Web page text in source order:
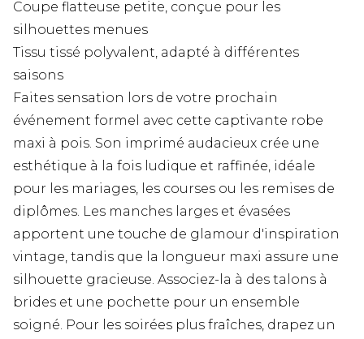
Coupe flatteuse petite, conçue pour les
silhouettes menues
Tissu tissé polyvalent, adapté à différentes
saisons
Faites sensation lors de votre prochain
événement formel avec cette captivante robe
maxi à pois. Son imprimé audacieux crée une
esthétique à la fois ludique et raffinée, idéale
pour les mariages, les courses ou les remises de
diplômes. Les manches larges et évasées
apportent une touche de glamour d'inspiration
vintage, tandis que la longueur maxi assure une
silhouette gracieuse. Associez-la à des talons à
brides et une pochette pour un ensemble
soigné. Pour les soirées plus fraîches, drapez un